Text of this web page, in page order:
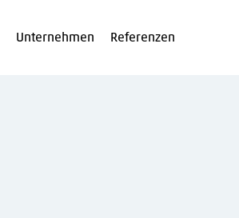
Unternehmen Referenzen